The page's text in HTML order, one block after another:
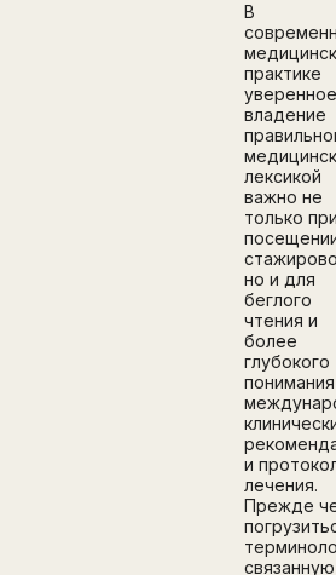
В
практике
уверенное
владение
лексикой
важно не
только при
но и для
беглого
чтения и
более
глубокого
понимания
и
лечения.
Прежде
связанную